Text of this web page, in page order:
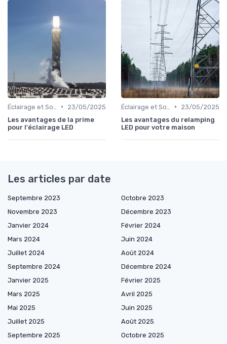
•
23/05/2025
Les avantages de la prime
pour l'éclairage LED
•
23/05/2025
Les avantages du relamping
LED pour votre maison
Les articles par date
Septembre 2023
Octobre 2023
Novembre 2023
Décembre 2023
Janvier 2024
Février 2024
Mars 2024
Juin 2024
Juillet 2024
Août 2024
Septembre 2024
Décembre 2024
Janvier 2025
Février 2025
Mars 2025
Avril 2025
Mai 2025
Juin 2025
Juillet 2025
Août 2025
Septembre 2025
Octobre 2025